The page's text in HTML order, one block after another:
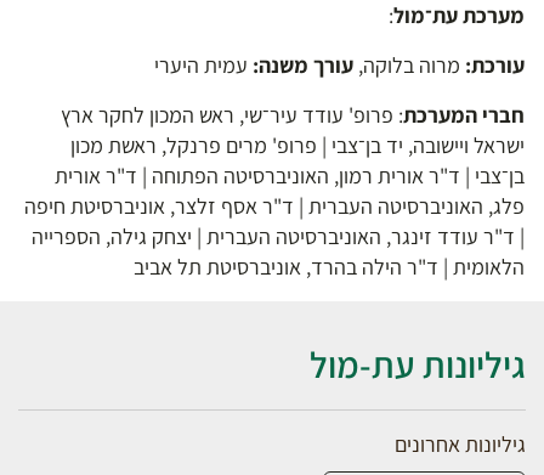
מערכת עת־מול:
עורכת: מרוה בלוקה, עורך משנה: עמית היערי
חברי המערכת: פרופ' עודד עיר־שי, ראש המכון לחקר ארץ
ישראל ויישובה, יד בן־צבי | פרופ' מרים פרנקל, ראשת מכון
בן־צבי | ד"ר אורית רמון, האוניברסיטה הפתוחה | ד"ר אורית
פלג, האוניברסיטה העברית | ד"ר אסף זלצר, אוניברסיטת חיפה
| ד"ר עודד זינגר, האוניברסיטה העברית | יצחק גילה, הספרייה
הלאומית | ד"ר הילה בהרד, אוניברסיטת תל אביב
גיליונות עת-מול
גיליונות אחרונים